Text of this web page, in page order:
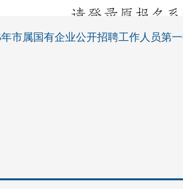
市属国有企业公开招聘工作人员第